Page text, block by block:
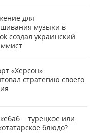
для
музыки в
создал украинский
«Херсон»
стратегию своего
− турецкое или
блюдо?